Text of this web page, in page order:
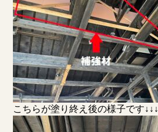
こちらが塗り終え後の様子です↓↓↓